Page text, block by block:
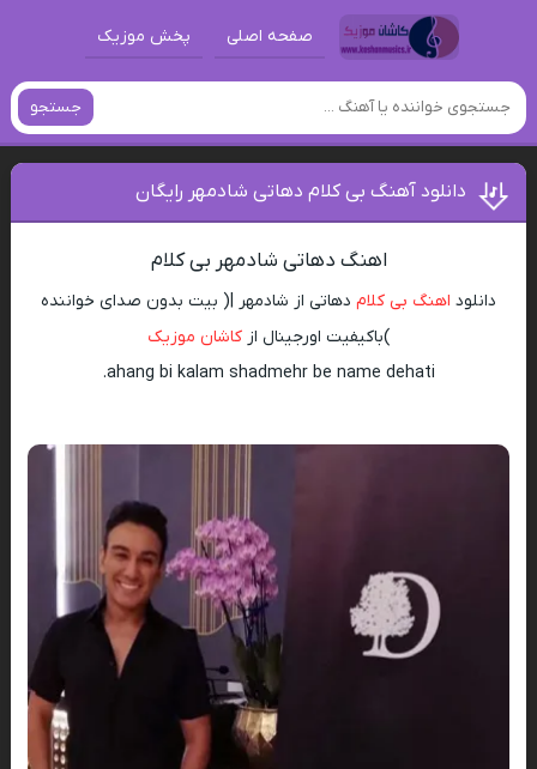
صفحه اصلی پخش موزیک
جستجو
دانلود آهنگ بی کلام دهاتی شادمهر رایگان
اهنگ دهاتی شادمهر بی کلام
دانلود اهنگ بی کلام دهاتی از شادمهر |( بیت بدون صدای خواننده
)باکیفیت اورجینال ازکاشان موزیک
ahang bi kalam shadmehr be name dehati.